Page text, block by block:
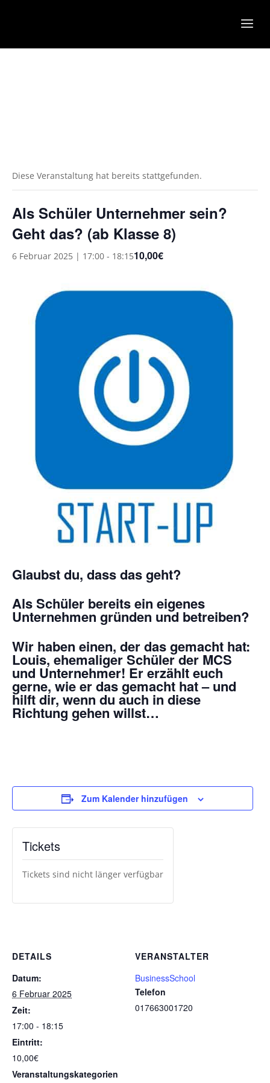
Diese Veranstaltung hat bereits stattgefunden.
Als Schüler Unternehmer sein?
Geht das? (ab Klasse 8)
6 Februar 2025 | 17:00 - 18:1510,00€
Glaubst du, dass das geht?
Als Schüler bereits ein eigenes
Unternehmen gründen und betreiben?
Wir haben einen, der das gemacht hat:
Louis, ehemaliger Schüler der MCS
und Unternehmer! Er erzählt euch
gerne, wie er das gemacht hat – und
hilft dir, wenn du auch in diese
Richtung gehen willst…
Zum Kalender hinzufügen
DETAILS
Datum:
6 Februar 2025
Zeit:
17:00 - 18:15
Eintritt:
10,00€
Veranstaltungskategorien
VERANSTALTER
BusinessSchool
Telefon
017663001720
Tickets
Tickets sind nicht länger verfügbar